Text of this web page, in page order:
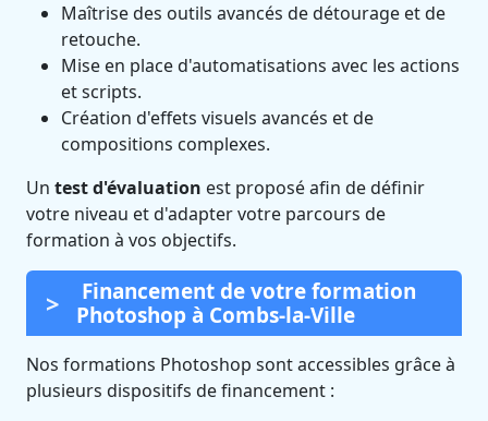
Maîtrise des outils avancés de détourage et de
retouche.
Mise en place d'automatisations avec les actions
et scripts.
Création d'effets visuels avancés et de
compositions complexes.
Un test d'évaluation est proposé afin de définir
votre niveau et d'adapter votre parcours de
formation à vos objectifs.
Financement de votre formation
Photoshop à Combs-la-Ville
Nos formations Photoshop sont accessibles grâce à
plusieurs dispositifs de financement :